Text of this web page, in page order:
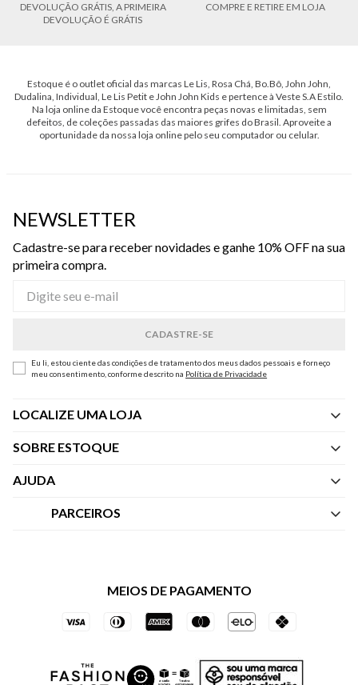
DEVOLUÇÃO GRÁTIS, A PRIMEIRA
DEVOLUÇÃO É GRÁTIS
COMPRE E RETIRE EM LOJA
Estoque é o outlet oficial das marcas Le Lis, Rosa Chá, Bo.Bô, John John,
Dudalina, Individual, Le Lis Petit e John John Kids e pertence à Veste S.A Estilo.
Na loja online da Estoque você encontra peças novas e limitadas, sem
defeitos, de coleções passadas das maiores grifes do Brasil. Aproveite a
oportunidade da nossa loja online pelo seu computador ou celular.
NEWSLETTER
Cadastre-se para receber novidades e ganhe 10% OFF na sua
primeira compra.
Eu li, estou ciente das condições de tratamento dos meus dados pessoais e forneço
meu consentimento, conforme descrito na Política de Privacidade
LOCALIZE UMA LOJA
SOBRE ESTOQUE
Quem Somos
AJUDA
Central de Atendimento
Trocas e Devoluções
PARCEIROS
Vai de Visa
Azul Fidelidade
MEIOS DE PAGAMENTO